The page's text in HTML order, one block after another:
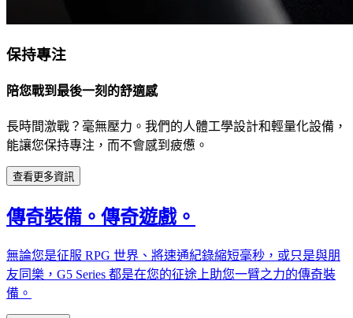
保持專注
陪您戰到最後一刻的舒適感
長時間激戰？毫無壓力。我們的人體工學設計和輕量化設備，
能讓您保持專注，而不會感到疲憊。
查看更多資訊
傳奇裝備。傳奇遊戲。
無論您是征服 RPG 世界、將速通紀錄縮短毫秒，或只是與朋
友同樂，G5 Series 都是在您的征途上助您一臂之力的傳奇裝
備。